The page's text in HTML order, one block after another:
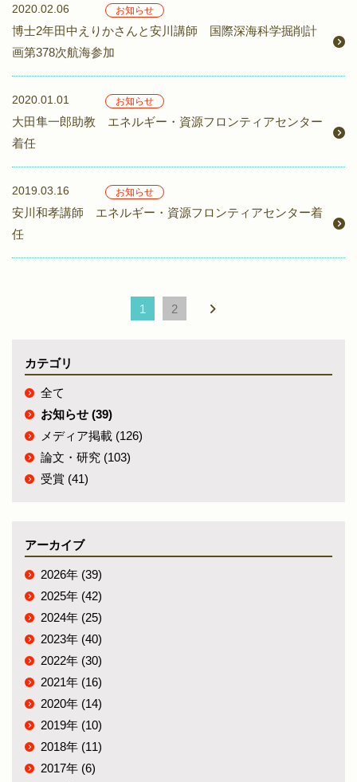
2020.02.06 お知らせ
博士2年田中えりかさんと安川講師 国際深海科学掘削計
画第378次航海参加
2020.01.01 お知らせ
大田隼一郎助教 エネルギー・資源フロンティアセンター
着任
2019.03.16 お知らせ
安川和孝講師 エネルギー・資源フロンティアセンター着
任
1 2
カテゴリ
全て
お知らせ (39)
メディア掲載 (126)
論文・研究 (103)
受賞 (41)
アーカイブ
2026年 (39)
2025年 (42)
2024年 (25)
2023年 (40)
2022年 (30)
2021年 (16)
2020年 (14)
2019年 (10)
2018年 (11)
2017年 (6)